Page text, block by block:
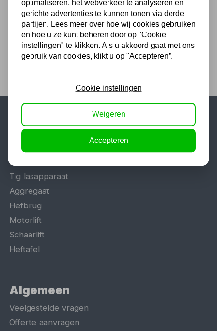
548 51 75 75
1.500 m2 winkel in Rijssen !
Twents familiebedrijf sinds 1992 !
Populaire categorieën
Werkplaatsinrichting
Lasapparaat
Tig lasapparaat
Aggregaat
Hefbrug
Motorlift
Schaarlift
Heftafel
Algemeen
Veelgestelde vragen
Offerte aanvragen
optimaliseren, het webverkeer te analyseren en
gerichte advertenties te kunnen tonen via derde
partijen. Lees meer over hoe wij cookies gebruiken
en hoe u ze kunt beheren door op "Cookie
instellingen" te klikken. Als u akkoord gaat met ons
gebruik van cookies, klikt u op "Accepteren”.
Cookie instellingen
Weigeren
Accepteren